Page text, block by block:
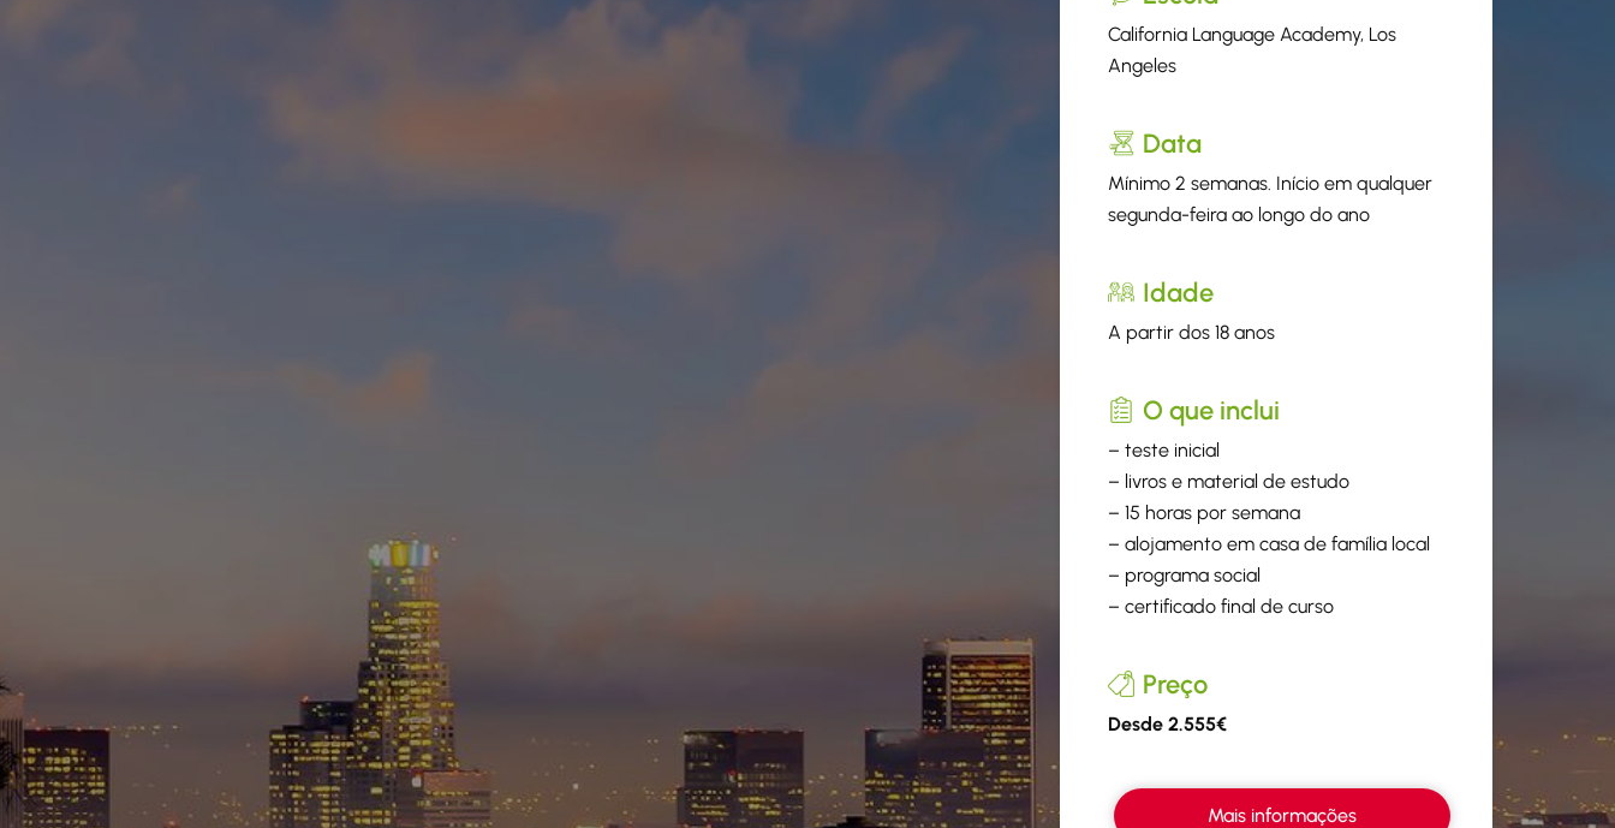
California Language Academy, Los
Angeles
Data
Mínimo 2 semanas. Início em qualquer
segunda-feira ao longo do ano
Idade
A partir dos 18 anos
O que inclui
– teste inicial
– livros e material de estudo
– 15 horas por semana
– alojamento em casa de família local
– programa social
– certificado final de curso
Preço
Desde 2.555€
Mais informações